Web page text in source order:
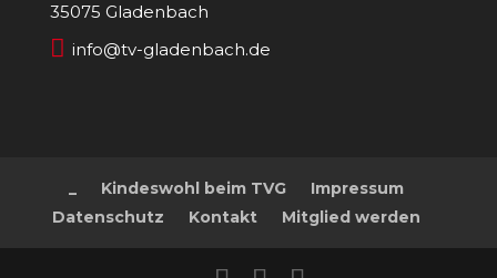
35075 Gladenbach
 info@tv-gladenbach.de
_ Kindeswohl beim TVG
Impressum
Datenschutz
Kontakt Mitglied werden